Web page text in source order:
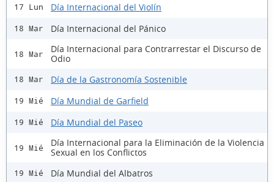
17 Lun Día Internacional del Violín
18 Mar Día Internacional del Pánico
18 Mar
Día Internacional para Contrarrestar el Discurso de
Odio
18 Mar Día de la Gastronomía Sostenible
19 Mié Día Mundial de Garfield
19 Mié Día Mundial del Paseo
19 Mié
Día Internacional para la Eliminación de la Violencia
Sexual en los Conflictos
19 Mié Día Mundial del Albatros